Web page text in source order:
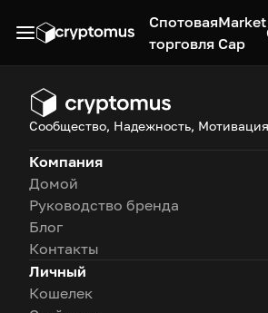
Спотовая
торговля
Market
Cap
Сообщество, Надежность,
Компания
Домой
Руководство бренда
Блог
Контакты
Личный
Кошелек